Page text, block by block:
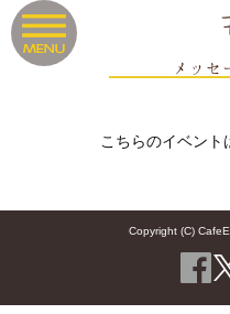
メッセ
こちらのイベント
Copyright (C)